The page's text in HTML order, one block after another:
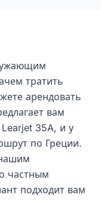
тратить
арендовать
вам
35A, и у
по Греции.
частным
подходит вам